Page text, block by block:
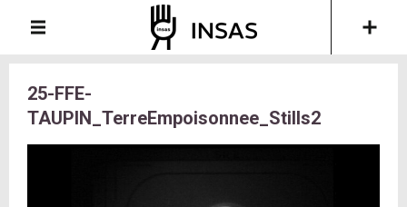
25-FFE-
TAUPIN_TerreEmpoisonnee_Stills2